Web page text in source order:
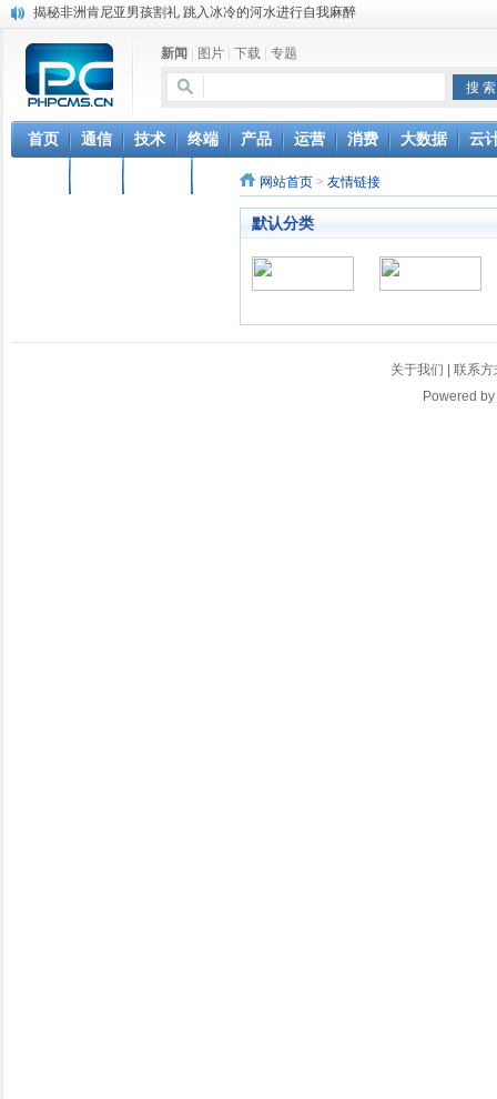
揭秘非洲肯尼亚男孩割礼 跳入冰冷的河水进行自我麻醉
猪到寺院跪拜“祈福”真相 “二师兄”你该起来了
菲律宾的蟒蛇按摩：让4条巨蟒在你身上游走
英国妖娆哥街头跳甩臀舞 根本停不下来
iOS 12.2 重磅功能更新，支持电信 Volte 和查询保修
联通正式确认VoLTE商用时间，移动电信很无奈，网友：资费还
台湾中华电信停售新机对华为开出第一枪 国台办回应
联通电信要合并？中国电信董事长回应：是误解
女人最敏感的部位在哪里？ 最喜欢用什么样的方式去刺激
新闻 图片 下载 专题
首页 通信 技术 终端 产品 运营 消费 大数据 云
网站首页 > 友情链接
默认分类
关于我们
联系方
Powered by